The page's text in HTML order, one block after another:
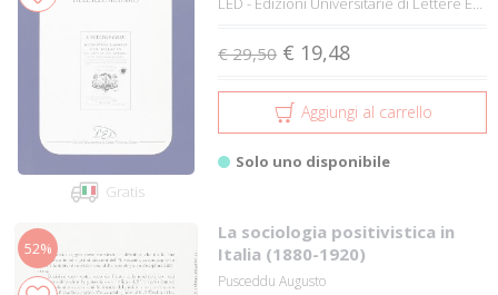
Gratis
€ 29,50 € 19,48
Aggiungi al carrello
Solo uno disponibile
52%
La sociologia positivistica in
Italia (1880-1920)
Pusceddu Augusto